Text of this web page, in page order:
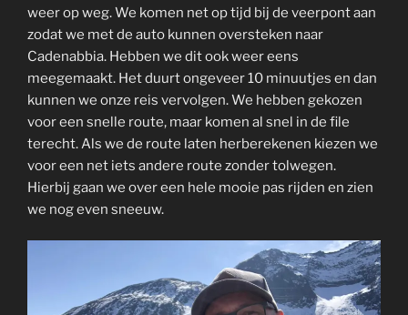
weer op weg. We komen net op tijd bij de veerpont aan
zodat we met de auto kunnen oversteken naar
Cadenabbia. Hebben we dit ook weer eens
meegemaakt. Het duurt ongeveer 10 minuutjes en dan
kunnen we onze reis vervolgen. We hebben gekozen
voor een snelle route, maar komen al snel in de file
terecht. Als we de route laten herberekenen kiezen we
voor een net iets andere route zonder tolwegen.
Hierbij gaan we over een hele mooie pas rijden en zien
we nog even sneeuw.